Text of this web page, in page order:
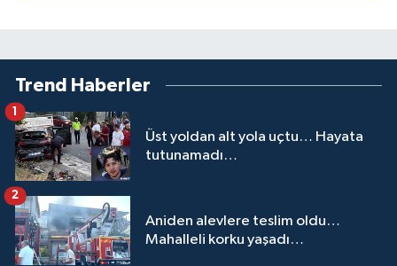
Trend Haberler
Üst yoldan alt yola uçtu… Hayata
tutunamadı…
1
Aniden alevlere teslim oldu…
Mahalleli korku yaşadı…
2